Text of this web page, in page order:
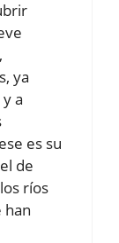
ya
a
es su
de
ríos
han